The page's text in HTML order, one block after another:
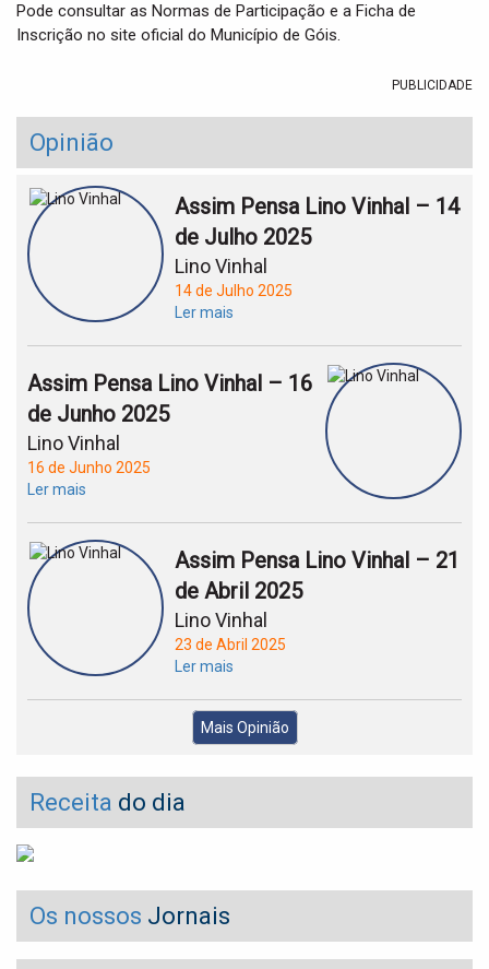
Pode consultar as Normas de Participação e a Ficha de
Inscrição no site oficial do Município de Góis.
PUBLICIDADE
Opinião
Assim Pensa Lino Vinhal – 14
de Julho 2025
Lino Vinhal
14 de Julho 2025
Ler mais
Assim Pensa Lino Vinhal – 16
de Junho 2025
Lino Vinhal
16 de Junho 2025
Ler mais
Assim Pensa Lino Vinhal – 21
de Abril 2025
Lino Vinhal
23 de Abril 2025
Ler mais
Mais Opinião
Receita do dia
Os nossos Jornais